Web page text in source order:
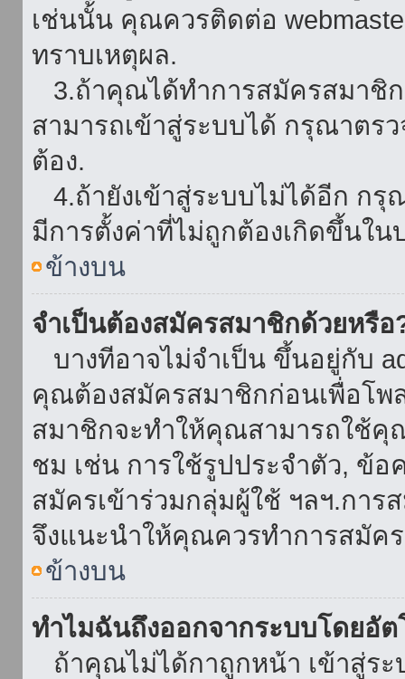
เช่นนั้น คุณควรติดต่อ
ทราบเหตุผล.
3.ถ้าคุณได้ทำการสมัครสมาชิ
สามารถเข้าสู่ระบบได้ กรุณาตร
ต้อง.
4.ถ้ายังเข้าสู่ระบบไม่ได้อีก กรุ
มีการตั้งค่าที่ไม่ถูกต้องเกิดขึ้นใน
ข้างบน
จำเป็นต้องสมัครสมาชิกด้วยหรือ
บางทีอาจไม่จำเป็น ขึ้นอยู่กับ
คุณต้องสมัครสมาชิกก่อนเพื่อโพ
สมาชิกจะทำให้คุณสามารถใช้คุ
ชม เช่น การใช้รูปประจำตัว, ข้อ
สมัครเข้าร่วมกลุ่มผู้ใช้ ฯลฯ.การ
จึงแนะนำให้คุณควรทำการสมัค
ข้างบน
ทำไมฉันถึงออกจากระบบโดยอั
ถ้าคุณไม่ได้กาถูกหน้า เข้าสู่ร